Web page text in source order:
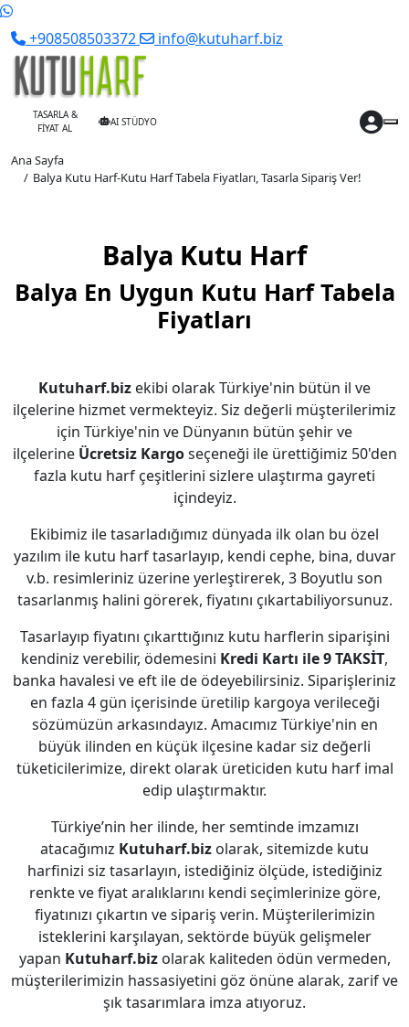
+908508503372 info@kutuharf.biz
TASARLA &
FİYAT AL
AI STÜDYO
Ana Sayfa
Balya Kutu Harf-Kutu Harf Tabela Fiyatları, Tasarla Sipariş Ver!
Balya Kutu Harf
Balya En Uygun Kutu Harf Tabela
Fiyatları
Kutuharf.biz ekibi olarak Türkiye'nin bütün il ve
ilçelerine hizmet vermekteyiz. Siz değerli müşterilerimiz
için Türkiye'nin ve Dünyanın bütün şehir ve
ilçelerine Ücretsiz Kargoseçeneği ile ürettiğimiz 50'den
fazla kutu harf çeşitlerini sizlere ulaştırma gayreti
içindeyiz.
Ekibimiz ile tasarladığımız dünyada ilk olan bu özel
yazılım ile kutu harf tasarlayıp, kendi cephe, bina, duvar
v.b. resimleriniz üzerine yerleştirerek, 3 Boyutlu son
tasarlanmış halini görerek, fiyatını çıkartabiliyorsunuz.
Tasarlayıp fiyatını çıkarttığınız kutu harflerin siparişini
kendiniz verebilir, ödemesini Kredi Kartı ile 9 TAKSİT,
banka havalesi ve eft ile de ödeyebilirsiniz. Siparişleriniz
en fazla 4 gün içerisinde üretilip kargoya verileceği
sözümüzün arkasındayız. Amacımız Türkiye'nin en
büyük ilinden en küçük ilçesine kadar siz değerli
tüketicilerimize, direkt olarak üreticiden kutu harf imal
edip ulaştırmaktır.
Türkiye’nin her ilinde, her semtinde imzamızı
atacağımız Kutuharf.biz olarak, sitemizde kutu
harfinizi siz tasarlayın, istediğiniz ölçüde, istediğiniz
renkte ve fiyat aralıklarını kendi seçimlerinize göre,
fiyatınızı çıkartın ve sipariş verin. Müşterilerimizin
isteklerini karşılayan, sektörde büyük gelişmeler
yapan Kutuharf.biz olarak kaliteden ödün vermeden,
müşterilerimizin hassasiyetini göz önüne alarak, zarif ve
şık tasarımlara imza atıyoruz.